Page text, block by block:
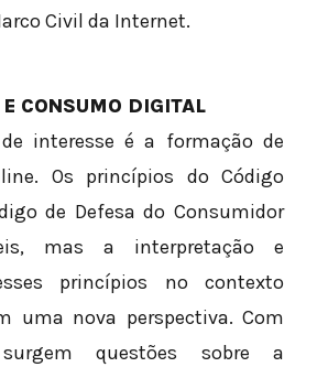
Civil da Internet.
CONSUMO DIGITAL
interesse é a formação de
Os princípios do Código
de Defesa do Consumidor
mas a interpretação e
princípios no contexto
uma nova perspectiva. Com
surgem questões sobre a